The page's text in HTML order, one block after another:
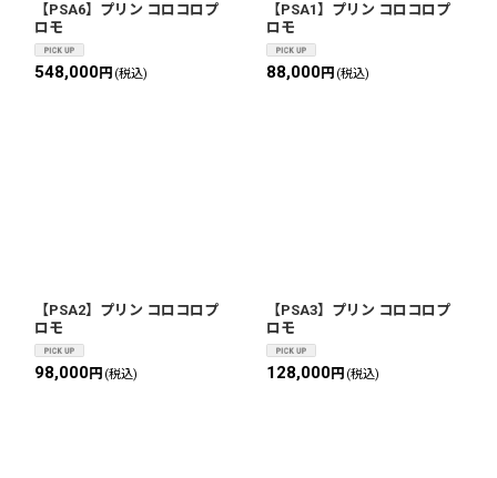
【PSA6】プリン コロコロプ
ロモ
548,000円 (税込)
【PSA1】プリン コロコロプ
ロモ
88,000円 (税込)
【PSA2】プリン コロコロプ
ロモ
98,000円 (税込)
【PSA3】プリン コロコロプ
ロモ
128,000円 (税込)